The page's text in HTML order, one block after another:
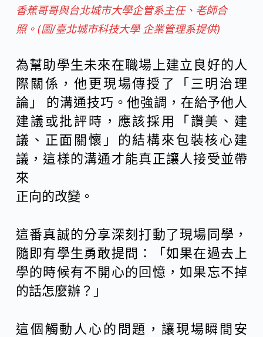
香蕉哥哥與台北城市大學企管系主任、老師合
照。(圖/臺北城市科技大學 企業管理系提供)
為幫助學生未來在職場上建立良好的人
際關係，他更現場傳授了「三明治理
論」 的溝通技巧。他強調，在給予他人
建議或批評時，應該採用「讚美、建
議、正面關懷」的結構來包裝核心建
議，這樣的溝通才能真正讓人接受並帶
來
正向的改變。
這番真誠的分享深刻打動了現場同學，
隨即有學生勇敢提問：「如果在過去上
學的時候有不開心的回憶，如果忘不掉
的話怎麼辦？」
這個觸動人心的問題，讓現場瞬間安